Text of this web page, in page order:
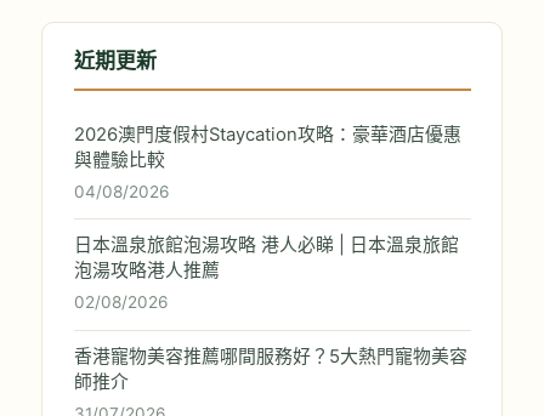
近期更新
2026澳門度假村Staycation攻略：豪華酒店優惠
與體驗比較
04/08/2026
日本溫泉旅館泡湯攻略 港人必睇 | 日本溫泉旅館
泡湯攻略港人推薦
02/08/2026
香港寵物美容推薦哪間服務好？5大熱門寵物美容
師推介